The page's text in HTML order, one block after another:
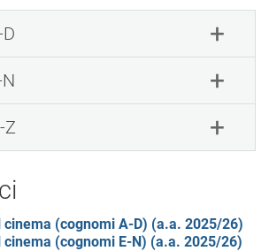
Z
(cognomi A-D) (a.a. 2025/26)
(cognomi E-N) (a.a. 2025/26)